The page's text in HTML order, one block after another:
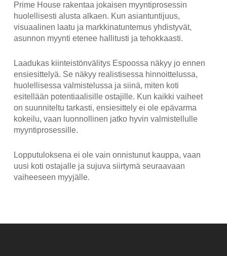
Prime House rakentaa jokaisen myyntiprosessin
huolellisesti alusta alkaen. Kun asiantuntijuus,
visuaalinen laatu ja markkinatuntemus yhdistyvät,
asunnon myynti etenee hallitusti ja tehokkaasti.
Laadukas kiinteistönvälitys Espoossa näkyy jo ennen
ensiesittelyä. Se näkyy realistisessa hinnoittelussa,
huolellisessa valmistelussa ja siinä, miten koti
esitellään potentiaalisille ostajille. Kun kaikki vaiheet
on suunniteltu tarkasti, ensiesittely ei ole epävarma
kokeilu, vaan luonnollinen jatko hyvin valmistellulle
myyntiprosessille.
Lopputuloksena ei ole vain onnistunut kauppa, vaan
uusi koti ostajalle ja sujuva siirtymä seuraavaan
vaiheeseen myyjälle.